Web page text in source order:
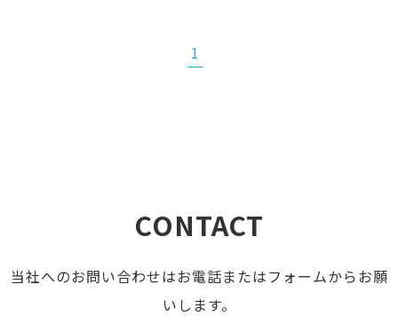
1
CONTACT
当社へのお問い合わせはお電話またはフォームからお願
いします。